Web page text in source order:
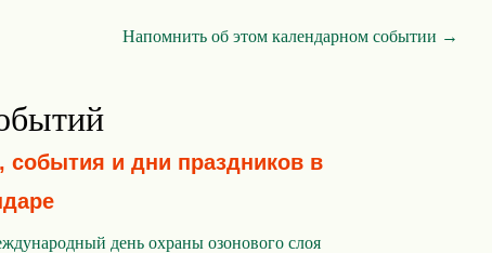
Напомнить об этом календарном событии →
и дни праздников в
день охраны озонового слоя